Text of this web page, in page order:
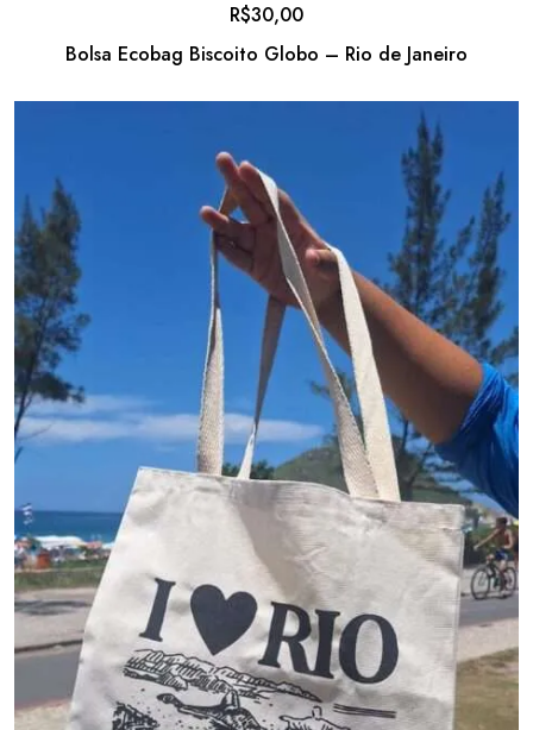
Bolsa Ecobag Biscoito Globo – Rio de Janeiro
R$30,00